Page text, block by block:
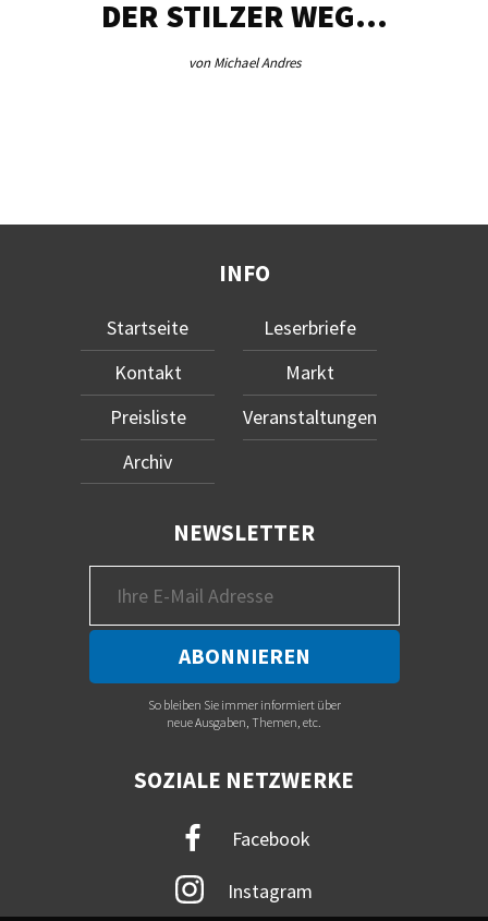
DER STILZER WEG…
von Michael Andres
INFO
Startseite
Kontakt
Preisliste
Archiv
Leserbriefe
Markt
Veranstaltungen
NEWSLETTER
So bleiben Sie immer informiert über
neue Ausgaben, Themen, etc.
SOZIALE NETZWERKE
Facebook
Instagram